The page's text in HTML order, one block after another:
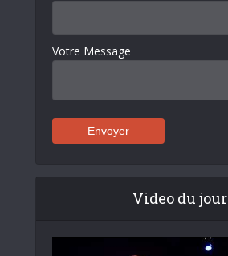
Votre Message
Video du jour